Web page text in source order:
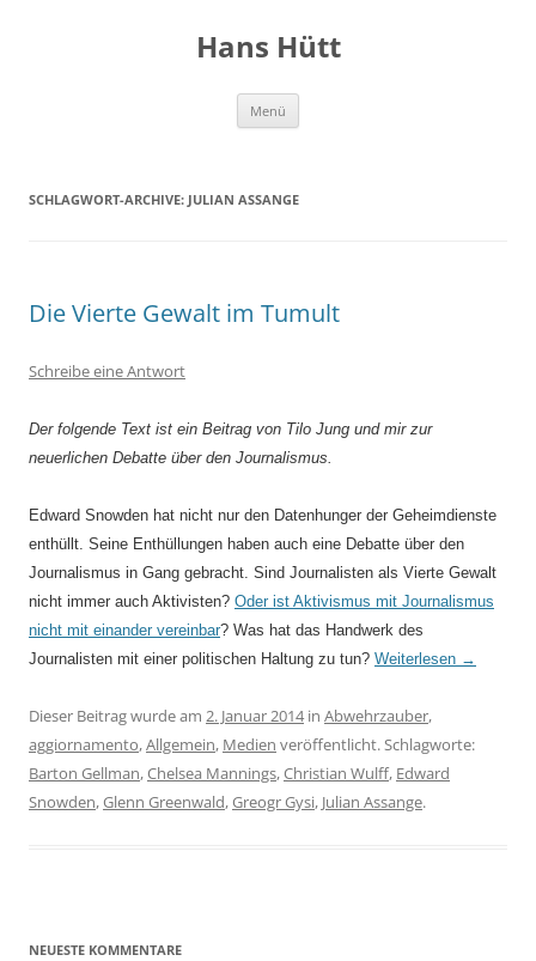
Hans Hütt
Menü
SCHLAGWORT-ARCHIVE: JULIAN ASSANGE
Die Vierte Gewalt im Tumult
Schreibe eine Antwort
Der folgende Text ist ein Beitrag von Tilo Jung und mir zur
neuerlichen Debatte über den Journalismus.
Edward Snowden hat nicht nur den Datenhunger der Geheimdienste
enthüllt. Seine Enthüllungen haben auch eine Debatte über den
Journalismus in Gang gebracht. Sind Journalisten als Vierte Gewalt
nicht immer auch Aktivisten? Oder ist Aktivismus mit Journalismus
nicht mit einander vereinbar? Was hat das Handwerk des
Journalisten mit einer politischen Haltung zu tun? Weiterlesen →
Dieser Beitrag wurde am 2. Januar 2014in Abwehrzauber,
aggiornamento,Allgemein, Medien veröffentlicht. Schlagworte:
Barton Gellman,Chelsea Mannings,Christian Wulff, Edward
Snowden,Glenn Greenwald,Greogr Gysi, Julian Assange.
NEUESTE KOMMENTARE